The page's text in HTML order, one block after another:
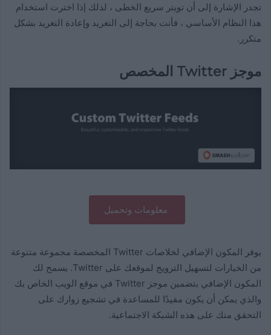
تجدر الإشارة إلى أن تويتر سريع الخطى ، لذلك إذا اخترت استخدام
هذا النظام الأساسي ، فأنت بحاجة إلى التغريد وإعادة التغريد بشكل
متكرر.
موجز Twitter المخصص
معلومات وتحميل
يوفر المكون الإضافي لخلاصات Twitter المخصصة مجموعة متنوعة
من الخيارات لتسهيل الترويج لموقعك على Twitter. يسمح لك
المكون الإضافي بتضمين موجز Twitter في موقع الويب الخاص بك
والذي يمكن أن يكون مفيدًا للمساعدة في تشجيع زوارك على
التحقق منك على هذه الشبكة الاجتماعية.